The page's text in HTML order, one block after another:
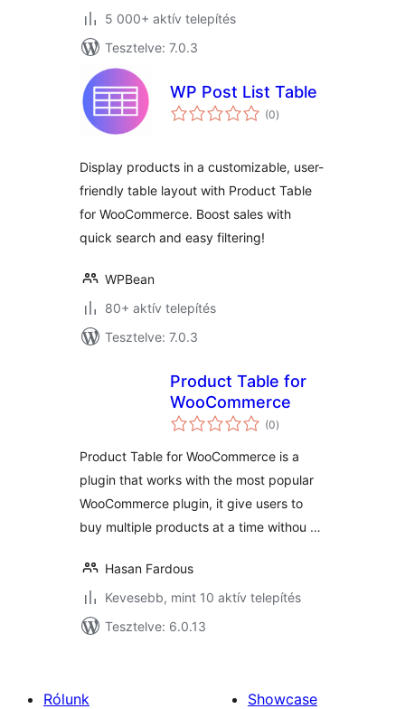
5 000+ aktív telepítés
Tesztelve: 7.0.3
WP Post List Table
(0értékelés
összesen
)
Display products in a customizable, user-
friendly table layout with Product Table
for WooCommerce. Boost sales with
quick search and easy filtering!
WPBean
80+ aktív telepítés
Tesztelve: 7.0.3
Product Table for
WooCommerce
(0értékelés
összesen
)
Product Table for WooCommerce is a
plugin that works with the most popular
WooCommerce plugin, it give users to
buy multiple products at a time withou …
Hasan Fardous
Kevesebb, mint 10 aktív telepítés
Tesztelve: 6.0.13
Rólunk
Showcase